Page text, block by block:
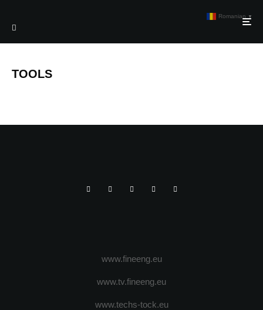
TOOLS
www.fineeng.eu
www.tv.fineeng.eu
www.techs-tock.eu
Romanian ▼